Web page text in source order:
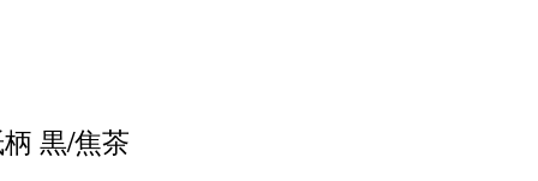
黒/焦茶